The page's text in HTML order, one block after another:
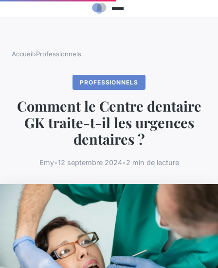
Accueil›Professionnels
PROFESSIONNELS
Comment le Centre dentaire
GK traite-t-il les urgences
dentaires ?
Emy•12 septembre 2024•2 min de lecture